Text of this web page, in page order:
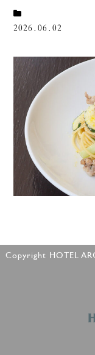
2026.06.02
Copyright HOTEL